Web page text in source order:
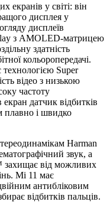
екранів у світі: він
дисплея у
дисплеїв
з AMOLED-матрицею
здатність
кольоропередачі.
Super
відео з низькою
частоту
датчик відбитків
плавно і швидко
Harman
звук, а
від можливих
Mi 11 має
антибліковим
відбитків пальців.